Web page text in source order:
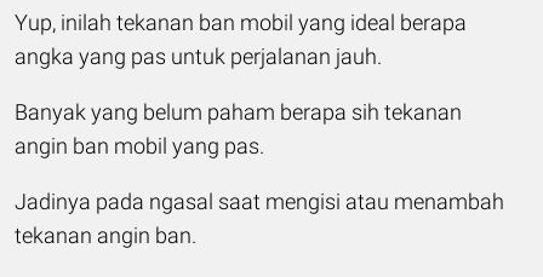
Yup, inilah tekanan ban mobil yang ideal berapa
angka yang pas untuk perjalanan jauh.
Banyak yang belum paham berapa sih tekanan
angin ban mobil yang pas.
Jadinya pada ngasal saat mengisi atau menambah
tekanan angin ban.